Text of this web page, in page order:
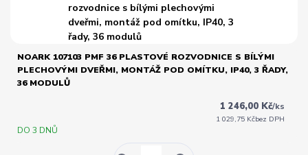
NOARK 107103 PMF 36 PLASTOVÉ ROZVODNICE S BÍLÝMI
PLECHOVÝMI DVEŘMI, MONTÁŽ POD OMÍTKU, IP40, 3 ŘADY,
36 MODULŮ
1 246,00 Kč/ks
1 029,75 Kčbez DPH
DO 3 DNŮ